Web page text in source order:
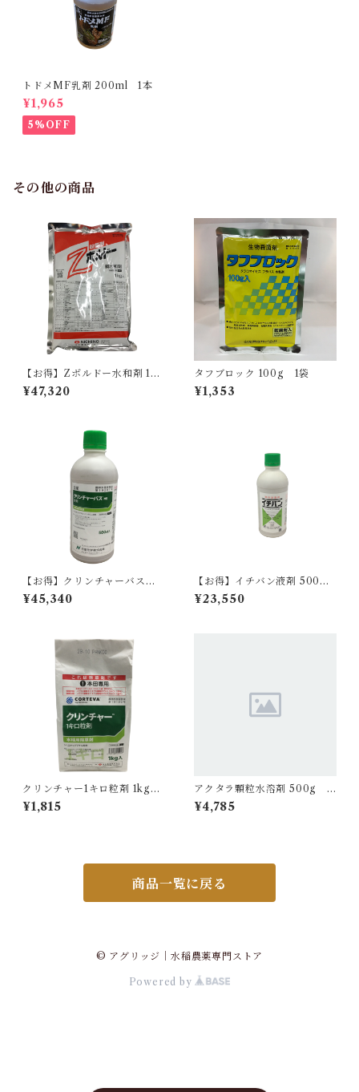
トドメMF乳剤 200ml 1本
¥1,965
5%OFF
その他の商品
【お得】Zボルドー水和剤 1kg
【1箱】20袋入
¥47,320
タフブロック 100g 1袋
¥1,353
【お得】クリンチャーバスME
液剤 500ml 【1箱】20本入
¥45,340
【お得】イチバン液剤 500ml
10本
¥23,550
クリンチャー1キロ粒剤 1kg
1袋
¥1,815
アクタラ顆粒水溶剤 500g 1
袋
¥4,785
商品一覧に戻る
© アグリッジ｜水稲農薬専門ストア
Powered by